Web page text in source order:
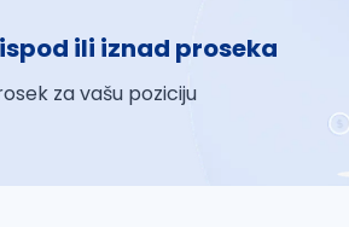
ili iznad proseka
za vašu poziciju